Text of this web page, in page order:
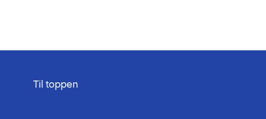
Til toppen